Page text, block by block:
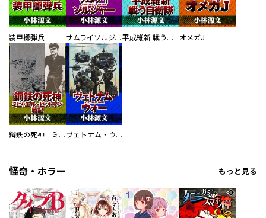
装甲擲弾兵 サムライソルジャー SAMURAI SOLDIER 平成維新 戦う自衛隊 オメガJ
鋼鉄の死神 ミヒャエル・ビットマン戦記 ヴェトナム・ウォー VIETNAM WAR
怪奇・ホラー もっと見る